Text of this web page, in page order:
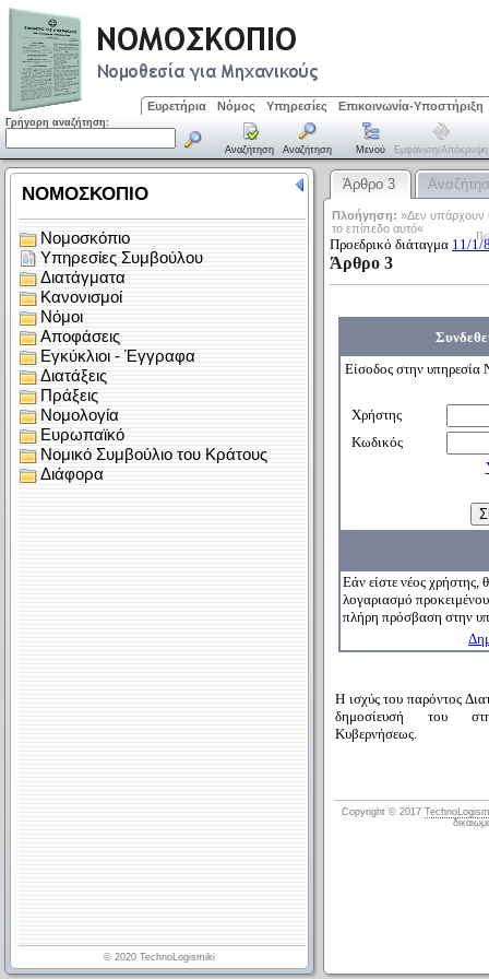
Ευρετήρια Νόμος Υπηρεσίες Επικοινωνία-Υποστήριξη
Γρήγορη αναζήτηση:
Αναζήτηση Αναζήτηση Μενού Εμφάνιση/απόκρυψη
Άρθρο 3